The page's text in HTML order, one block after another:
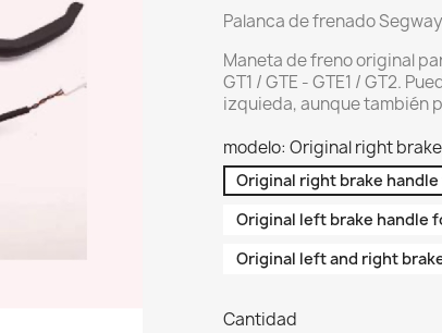
Palanca de frenado Segway
Maneta de freno original
GT1 / GTE - GTE1 / GT2.
izquieda, aunque también
modelo: Original right brake
Original right brake handle
Original left brake handle
Original left and right
Cantidad